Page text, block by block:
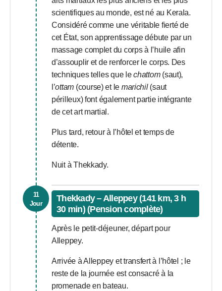
scientifiques au monde, est né au Kerala.
Considéré comme une véritable fierté de
cet État, son apprentissage débute par un
massage complet du corps à l’huile afin
d’assouplir et de renforcer le corps. Des
techniques telles que lechattom(saut),
l’ottam (course) et le marichil(saut
périlleux) font également partie intégrante
de cet art martial.
Plus tard, retour à l’hôtel et temps de
détente.
Nuit à Thekkady.
11
Jour
Thekkady – Alleppey (141 km, 3 h
30 min) (Pension complète)
Après le petit-déjeuner, départ pour
Alleppey.
Arrivée à Alleppey et transfert à l’hôtel ; le
reste de la journée est consacré à la
promenade en bateau.